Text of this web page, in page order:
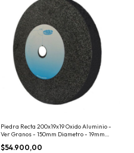
Piedra Recta 200x19x19 Oxido Aluminio -
Ver Granos - 150mm Diametro - 19mm
Eje
$54.900,00